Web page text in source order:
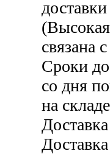
связана
Сроки
со дня
на